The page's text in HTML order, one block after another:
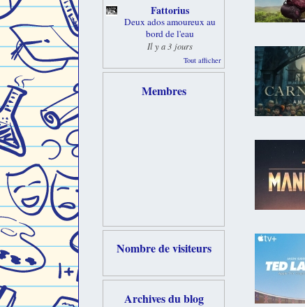
Fattorius
Deux ados amoureux au
bord de l'eau
Il y a 3 jours
Tout afficher
Membres
Nombre de visiteurs
Archives du blog